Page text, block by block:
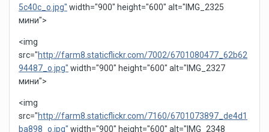
5c40c_o.jpg" width="900" height="600" alt="IMG_2325
мини">
<img
src="http://farm8.staticflickr.com/7002/6701080477_62b62
94487_o.jpg" width="900" height="600" alt="IMG_2327
мини">
<img
src="http://farm8.staticflickr.com/7160/6701073897_de4d1
ba898_o.jpg" width="900" height="600" alt="IMG_2348